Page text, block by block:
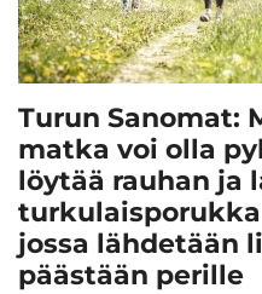
Turun Sanomat:
matka voi olla
löytää rauhan ja
jossa lähdetään
päästään perille